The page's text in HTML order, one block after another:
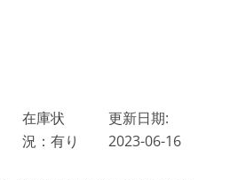
在庫状
況：有り
更新日期:
2023-06-16